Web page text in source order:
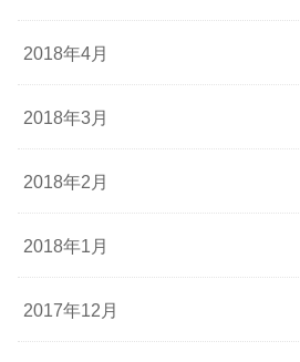
2018年4月
2018年3月
2018年2月
2018年1月
2017年12月